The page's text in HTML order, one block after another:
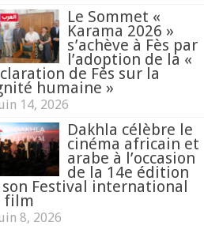
Le Sommet «
Karama 2026 »
s’achève à Fès par
l’adoption de la «
de Fès sur la
humaine »
14, 2026
Dakhla célèbre le
cinéma africain et
arabe à l’occasion
de la 14e édition
son Festival international
film
8, 2026